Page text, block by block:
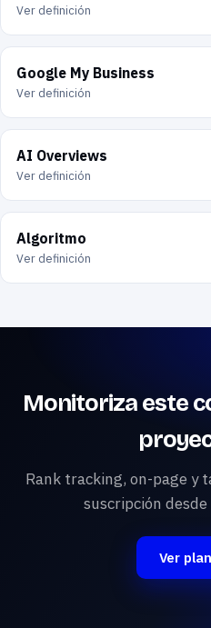
Ver definición
Google My Business
Ver definición
AI Overviews
Ver definición
Algoritmo
Ver definición
Monitoriza este
Rank tracking, on-page y
suscripción
Ver